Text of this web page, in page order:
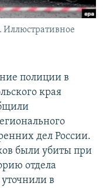
Иллюстративное
полиции в
края
дел России.
были убиты при
отдела
в